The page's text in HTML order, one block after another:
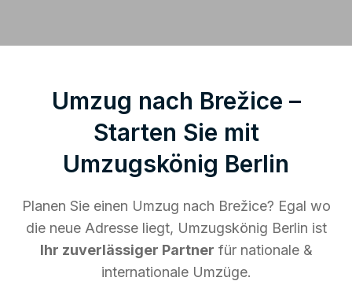
Umzug nach Brežice –
Starten Sie mit
Umzugskönig Berlin
Planen Sie einen Umzug nach Brežice? Egal wo
die neue Adresse liegt, Umzugskönig Berlin ist
Ihr zuverlässiger Partner für nationale &
internationale Umzüge.